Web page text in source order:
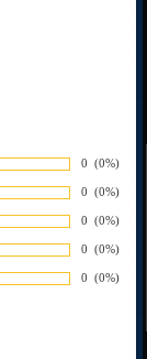
Anzahl von
0 (0%)
Anzahl von
0 (0%)
Anzahl von
0 (0%)
Anzahl von
0 (0%)
Anzahl von
0 (0%)